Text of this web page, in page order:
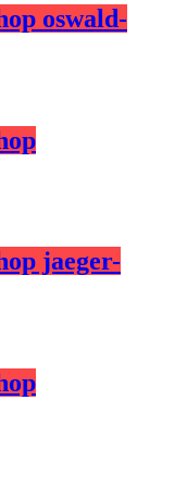
oswald-
jaeger-